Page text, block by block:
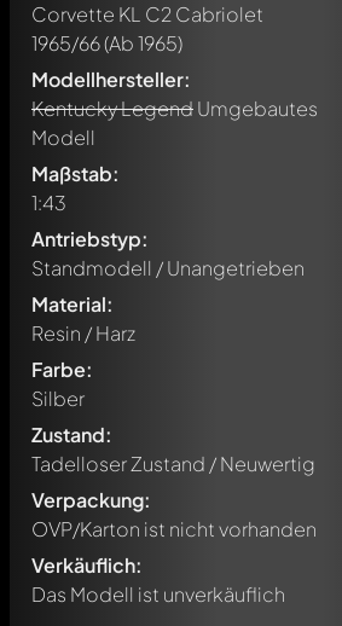
Corvette KL C2 Cabriolet
1965/66(Ab 1965)
Modellhersteller:
Kentucky LegendUmgebautes
Modell
Maßstab:
1:43
Antriebstyp:
Standmodell / Unangetrieben
Material:
Resin / Harz
Farbe:
Silber
Zustand:
Tadelloser Zustand / Neuwertig
Verpackung:
OVP/Karton ist nicht vorhanden
Verkäuflich:
Das Modell ist unverkäuflich